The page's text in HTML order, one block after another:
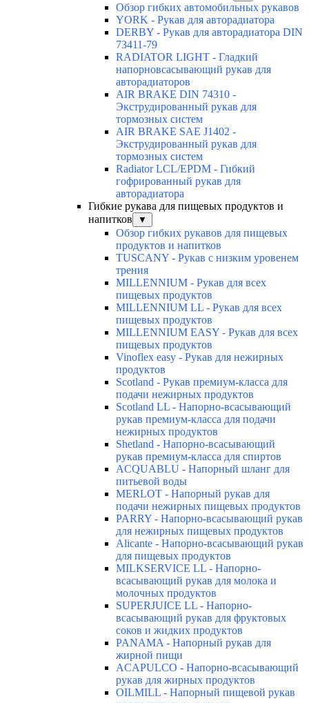
Обзор гибких автомобильных рукавов
YORK - Рукав для авторадиатора
DERBY - Рукав для авторадиатора DIN
73411-79
RADIATOR LIGHT - Гладкий
напорновсасывающий рукав для
авторадиаторов
AIR BRAKE DIN 74310 -
Экструдированный рукав для
тормозных систем
AIR BRAKE SAE J1402 -
Экструдированный рукав для
тормозных систем
Radiator LCL/EPDM - Гибкий
гофрированный рукав для
авторадиатора
Гибкие рукава для пищевых продуктов и
напитков
▼
Обзор гибких рукавов для пищевых
продуктов и напитков
TUSCANY - Рукав с низким уровенем
трения
MILLENNIUM - Рукав для всех
пищевых продуктов
MILLENNIUM LL - Рукав для всех
пищевых продуктов
MILLENNIUM EASY - Рукав для всех
пищевых продуктов
Vinoflex easy - Рукав для нежирных
продуктов
Scotland - Рукав премиум-класса для
подачи нежирных продуктов
Scotland LL - Напорно-всасывающий
рукав премиум-класса для подачи
нежирных продуктов
Shetland - Напорно-всасывающий
рукав премиум-класса для спиртов
ACQUABLU - Напорный шланг для
питьевой воды
MERLOT - Напорный рукав для
подачи нежирных пищевых продуктов
PARRY - Напорно-всасывающий рукав
для нежирных пищевых продуктов
Alicante - Напорно-всасывающий рукав
для пищевых продуктов
MILKSERVICE LL - Напорно-
всасывающий рукав для молока и
молочных продуктов
SUPERJUICE LL - Напорно-
всасывающий рукав для фруктовых
соков и жидких продуктов
PANAMA - Напорный рукав для
жирной пищи
ACAPULCO - Напорно-всасывающий
рукав для жирных продуктов
OILMILL - Напорный пищевой рукав